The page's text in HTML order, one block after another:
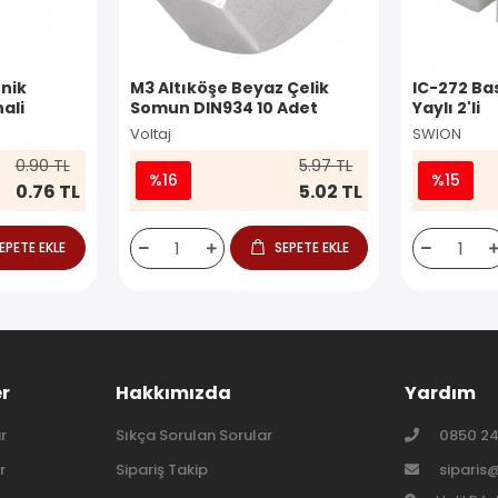
0.90 TL
0.76 TL
EKLE
M3 Altıköşe Beyaz Çelik
Somun DIN934 10 Adet
Voltaj
%16
5.97 TL
5.02 TL
SEPETE EKLE
IC-272
Yaylı 2'li
SWION
%15
Hakkımızda
Sıkça Sorulan Sorular
Sipariş Takip
Yardım
0850